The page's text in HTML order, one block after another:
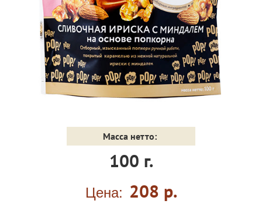
Масса нетто:
100 г.
Цена: 208 р.